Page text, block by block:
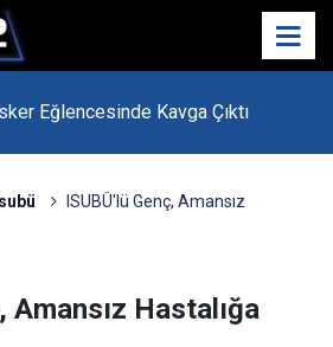
Eğlencesinde Kavga Çıktı
ISUBÜ'lü Genç, Amansız
Amansız Hastalığa